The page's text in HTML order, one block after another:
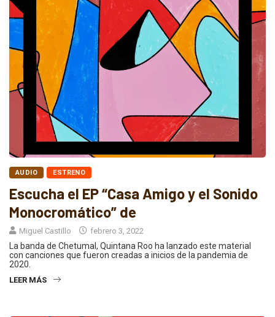
AUDIO ESTRENO
Escucha el EP “Casa Amigo y el Sonido
Monocromático” de
Miguel Castillo febrero 3, 2022
La banda de Chetumal, Quintana Roo ha lanzado este material
con canciones que fueron creadas a inicios de la pandemia de
2020.
LEER MÁS